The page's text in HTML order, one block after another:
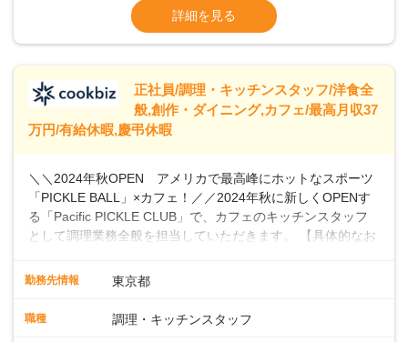
▼給与改定（年1回)
▼決算賞与（年1回)
【手当】
▼残業手当（固定残業見合手当43,613円～／
残業見合30時間を超えた分は別途支給）
▼交通費支給（上限月10万円)
※第二新卒は月給22万円～
詳細を見る
正社員/調理・キッチンスタッフ/洋食全
般,創作・ダイニング,カフェ/最高月収37
万円/有給休暇,慶弔休暇
＼＼2024年秋OPEN アメリカで最高峰にホットなスポーツ
「PICKLE BALL」×カフェ！／／2024年秋に新しくOPENす
る「Pacific PICKLE CLUB」で、カフェのキッチンスタッフ
として調理業務全般を担当していただきます。 【具体的なお
清掃などスキルや希望に応じて、新メニューの開発にも積極
新店舗の立ち上げに貢献し、カフェの成功に向けた重要な役
勤務先情報 東京都
職種 調理・キッチンスタッフ